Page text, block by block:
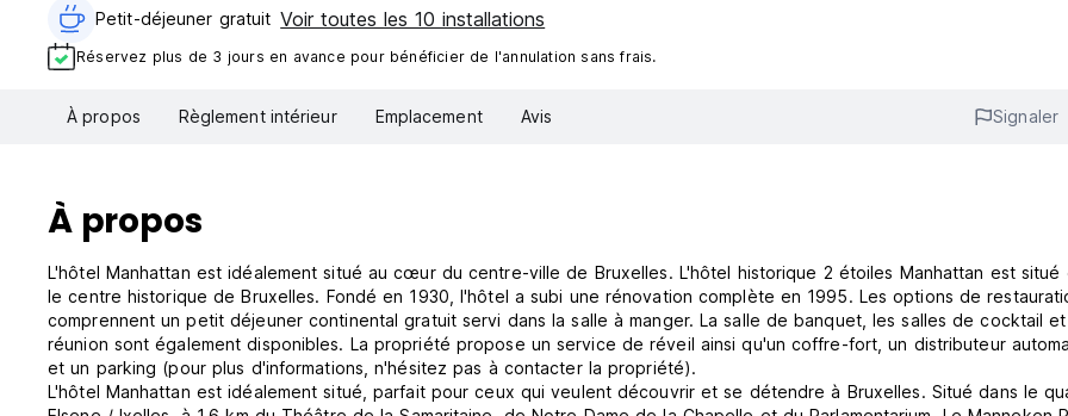
Petit-déjeuner gratuit‎ Voir toutes les 10 installations
Réservez plus de 3 jours en avance pour bénéficier de l'annulation sans frais.
À propos Règlement intérieur Emplacement Avis Signaler
À propos
L'hôtel Manhattan est idéalement situé au cœur du centre-ville de Bruxelles. L'hôtel historique 2 étoiles Manhattan est situé
le centre historique de Bruxelles. Fondé en 1930, l'hôtel a subi une rénovation complète en 1995. Les options de
comprennent un petit déjeuner continental gratuit servi dans la salle à manger. La salle de banquet, les salles de cocktail
réunion sont également disponibles. La propriété propose un service de réveil ainsi qu'un coffre-fort, un distributeur
et un parking (pour plus d'informations, n'hésitez pas à contacter la propriété).
L'hôtel Manhattan est idéalement situé, parfait pour ceux qui veulent découvrir et se détendre à Bruxelles. Situé dans le